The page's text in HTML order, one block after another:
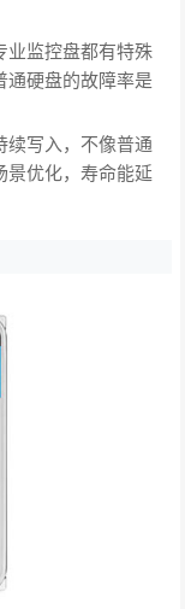
业监控盘都有特殊
通硬盘的故障率是
续写入，不像普通
景优化，寿命能延